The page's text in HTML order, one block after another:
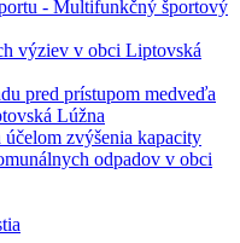
- Multifunkčný športový
výziev v obci Liptovská
pred prístupom medveďa
Lúžna
zvýšenia kapacity
odpadov v obci